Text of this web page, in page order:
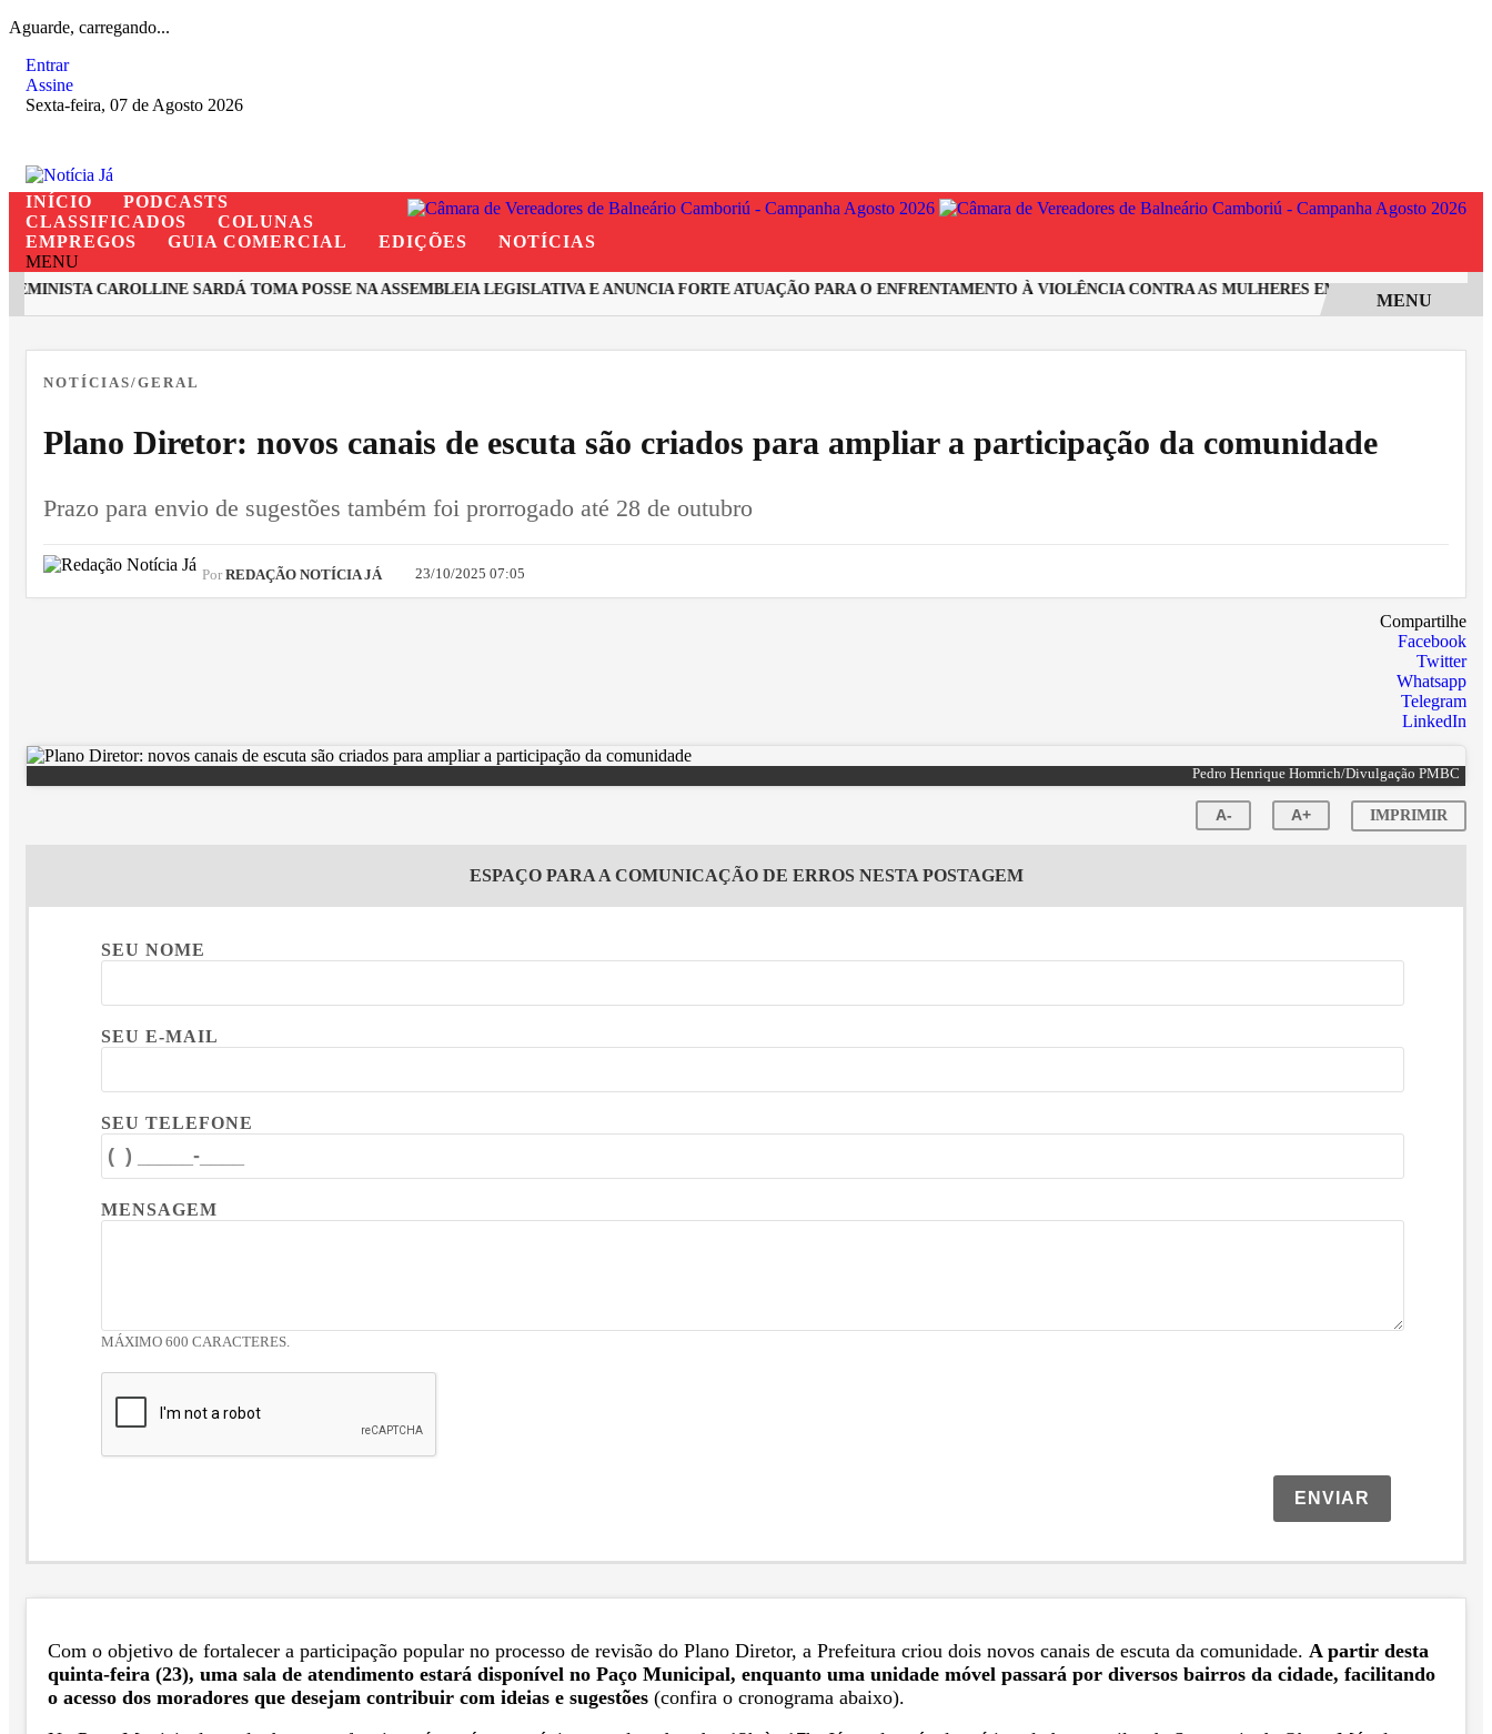
Aguarde, carregando...
Entrar
Assine
Sexta-feira, 07 de Agosto 2026
INÍCIO
PODCASTS
CLASSIFICADOS
COLUNAS
EMPREGOS
GUIA COMERCIAL EDIÇÕES
NOTÍCIAS
MENU
CAROLLINE SARDÁ TOMA POSSE NA ASSEMBLEIA LEGISLATIVA E ANUNCIA FORTE ATUAÇÃO PARA O ENFRENTAMENTO À VIOLÊNCIA CONTRA AS MULHERES EM SANTA CATARINA
MENU
NOTÍCIAS/GERAL
Plano Diretor: novos canais de escuta são criados para ampliar a participação da comunidade
Prazo para envio de sugestões também foi prorrogado até 28 de outubro
Por REDAÇÃO NOTÍCIA JÁ 23/10/2025 07:05
Compartilhe
Facebook
Twitter
Whatsapp
Telegram
LinkedIn
Pedro Henrique Homrich/Divulgação PMBC
A- A+ IMPRIMIR
ESPAÇO PARA A COMUNICAÇÃO DE ERROS NESTA POSTAGEM
SEU NOME
SEU E-MAIL
SEU TELEFONE
MENSAGEM
MÁXIMO 600 CARACTERES.
ENVIAR
Com o objetivo de fortalecer a participação popular no processo de revisão do Plano Diretor, a Prefeitura criou dois novos canais de escuta da comunidade. A partir desta
quinta-feira (23), uma sala de atendimento estará disponível no Paço Municipal, enquanto uma unidade móvel passará por diversos bairros da cidade, facilitando
o acesso dos moradores que desejam contribuir com ideias e sugestões (confira o cronograma abaixo).